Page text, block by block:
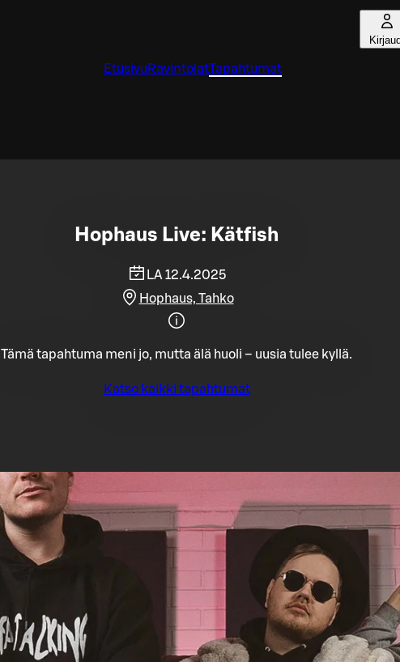
Etusivu RavintolatTapahtumat
Hophaus Live: Kätfish
LA 12.4.2025
Hophaus, Tahko
Tämä tapahtuma meni jo, mutta älä huoli – uusia tulee kyllä.
Katso kaikki tapahtumat